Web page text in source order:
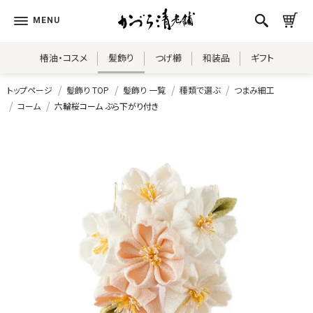
椿油・コスメ 髪飾り つげ櫛 和装品 ギフト
トップページ 髪飾り TOP 髪飾り 一覧 種類で選ぶ
つまみ細工
コーム
六輪桜コーム ぶら下がり付き